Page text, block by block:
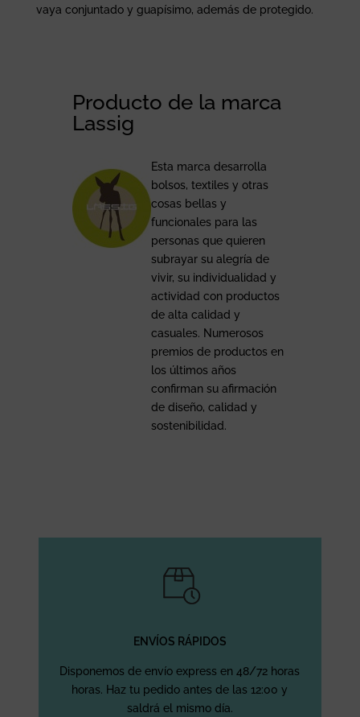
vaya conjuntado y guapísimo, además de protegido.
Producto de la marca
Lassig
Esta marca desarrolla
bolsos, textiles y otras
cosas bellas y
funcionales para las
personas que quieren
subrayar su alegría de
vivir, su individualidad y
actividad con productos
de alta calidad y
casuales. Numerosos
premios de productos en
los últimos años
confirman su afirmación
de diseño, calidad y
sostenibilidad.
ENVÍOS RÁPIDOS
Disponemos de envío express en 48/72 horas
horas. Haz tu pedido antes de las 12:00 y
saldrá el mismo día.